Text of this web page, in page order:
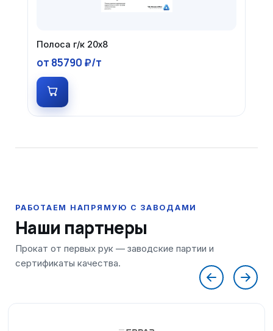
Полоса г/к 20х8
от 85790 ₽/т
Наши партнеры